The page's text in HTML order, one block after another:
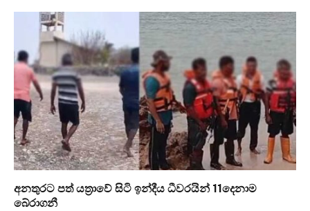
අනතුරට පත් යත්‍රාවේ සිටි ඉන්දීය ධීවරයින් 11දෙනාම
බේරාගනී